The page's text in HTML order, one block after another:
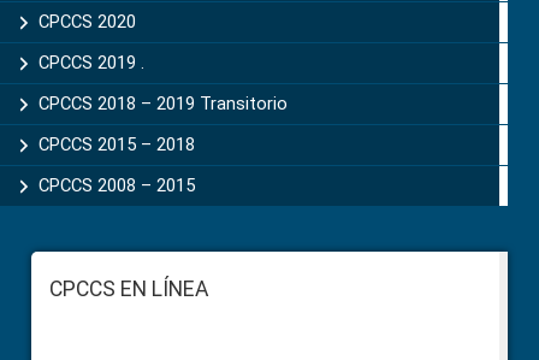
CPCCS 2020
CPCCS 2019 .
CPCCS 2018 – 2019 Transitorio
CPCCS 2015 – 2018
CPCCS 2008 – 2015
FooterCPCCS EN LÍNEA